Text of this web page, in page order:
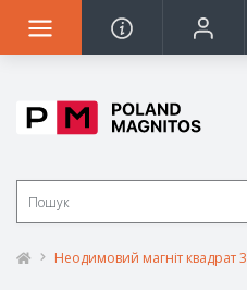
Неодимовий магніт квадрат